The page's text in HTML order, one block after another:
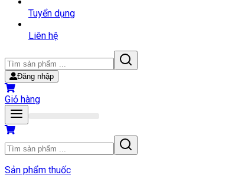
Tuyển dụng
Liên hệ
Đăng nhập
Giỏ hàng
Sản phẩm thuốc